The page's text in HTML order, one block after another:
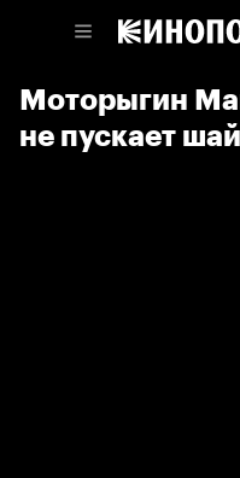
Моторыгин
не пускает